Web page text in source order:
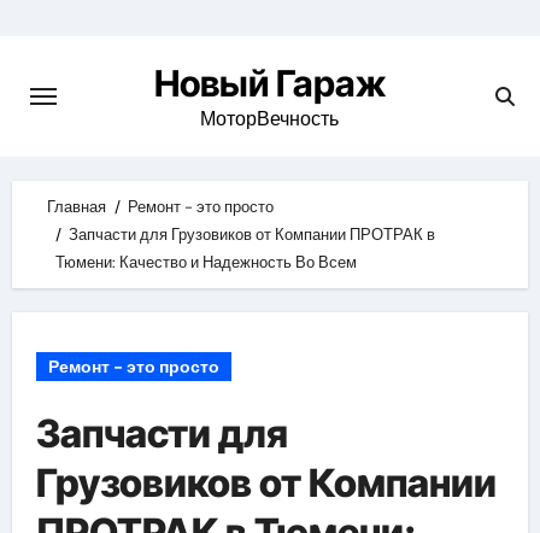
content
Новый Гараж
МоторВечность
Главная
Ремонт - это просто
Запчасти для Грузовиков от Компании ПРОТРАК в
Тюмени: Качество и Надежность Во Всем
Ремонт - это просто
Запчасти для
Грузовиков от Компании